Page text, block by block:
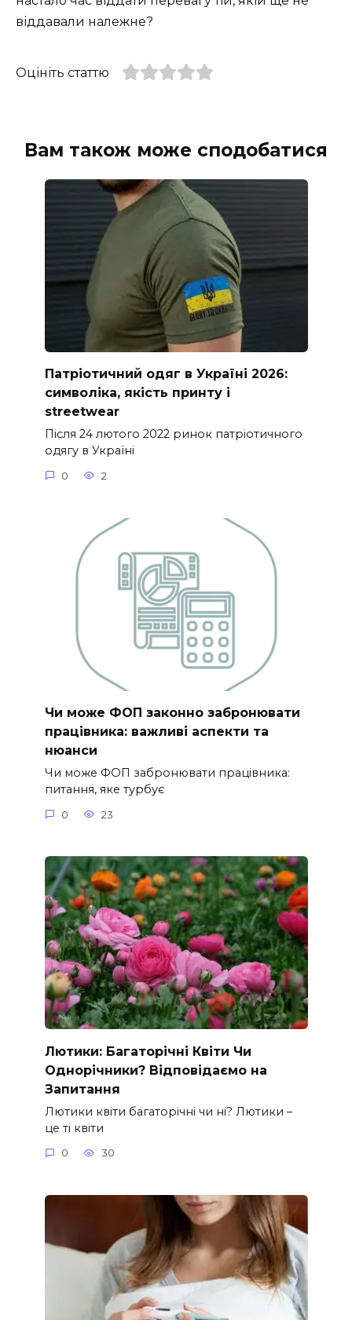
віддавали належне?
Оцініть статтю
Вам також може сподобатися
Патріотичний одяг в Україні 2026:
символіка, якість принту і
streetwear
Після 24 лютого 2022 ринок патріотичного
одягу в Україні
0 2
Чи може ФОП законно забронювати
працівника: важливі аспекти та
нюанси
Чи може ФОП забронювати працівника:
питання, яке турбує
0 23
Лютики: Багаторічні Квіти Чи
Однорічники? Відповідаємо на
Запитання
Лютики квіти багаторічні чи ні? Лютики –
це ті квіти
0 30